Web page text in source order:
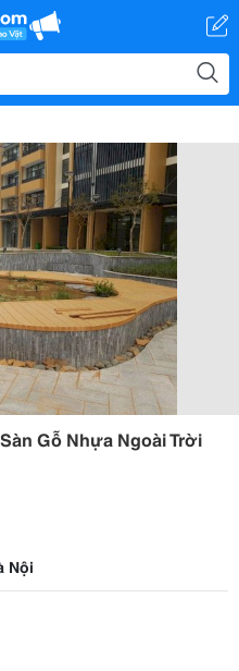
Gỗ Nhựa Ngoài Trời
Nội